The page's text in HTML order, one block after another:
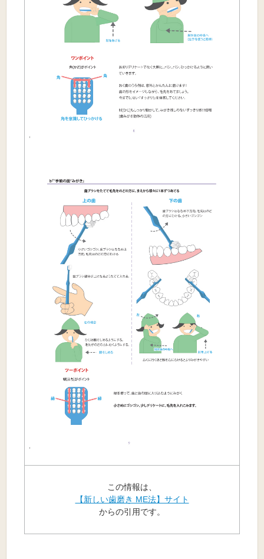
この情報は、
【新しい歯磨き ME法】サイト
からの引用です。